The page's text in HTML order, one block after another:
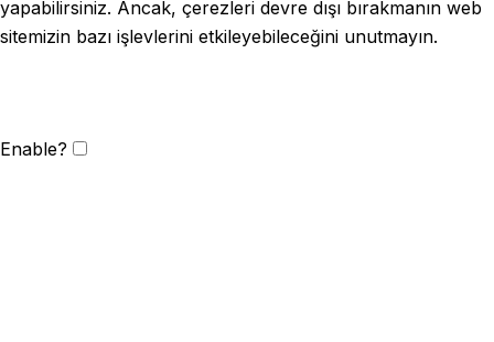
yapabilirsiniz. Ancak, çerezleri devre dışı bırakmanın web
sitemizin bazı işlevlerini etkileyebileceğini unutmayın.
Enable?